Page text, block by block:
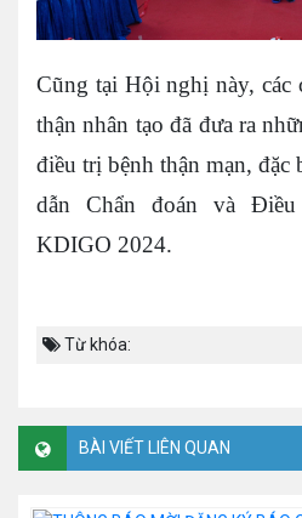
Cũng tại Hội nghị này, các
thận nhân tạo đã đưa ra
điều trị bệnh thận mạn, đặc
dẫn Chẩn đoán và
KDIGO 2024.
Từ khóa:
BÀI VIẾT LIÊN QUAN